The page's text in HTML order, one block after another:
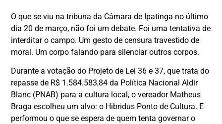
O que se viu na tribuna da Câmara de Ipatinga no último
dia 20 de março, não foi um debate. Foi uma tentativa de
interditar o campo. Um gesto de censura travestido de
moral. Um corpo falando para silenciar outros corpos.
Durante a votação do Projeto de Lei 36 e 37, que trata do
repasse de R$ 1.584.583,84 da Política Nacional Aldir
Blanc (PNAB) para a cultura local, o vereador Matheus
Braga escolheu um alvo: o Hibridus Ponto de Cultura. E
performou o que se espera de quem tenta governar o